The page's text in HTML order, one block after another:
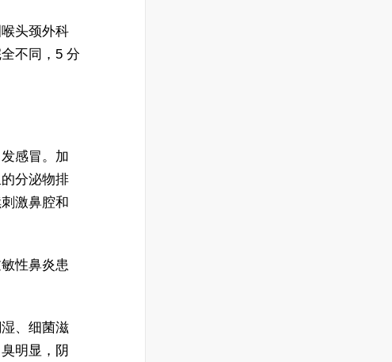
头颈外科
不同，5 分
感冒。加
分泌物排
激鼻腔和
性鼻炎患
、细菌滋
明显，阴